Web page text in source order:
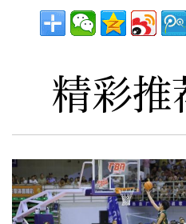
精彩推